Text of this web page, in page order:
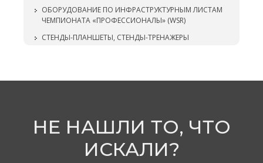
ОБОРУДОВАНИЕ ПО ИНФРАСТРУКТУРНЫМ ЛИСТАМ
ЧЕМПИОНАТА «ПРОФЕССИОНАЛЫ» (WSR)
СТЕНДЫ-ПЛАНШЕТЫ, СТЕНДЫ-ТРЕНАЖЕРЫ
НЕ НАШЛИ ТО, ЧТО
ИСКАЛИ?